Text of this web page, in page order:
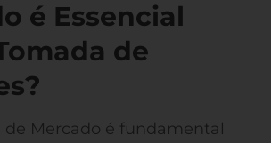
é Essencial
de
de Mercado é fundamental